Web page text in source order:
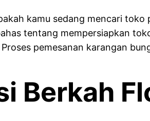
kamu sedang mencari
tentang mempersiapkan
pemesanan karangan
Berkah